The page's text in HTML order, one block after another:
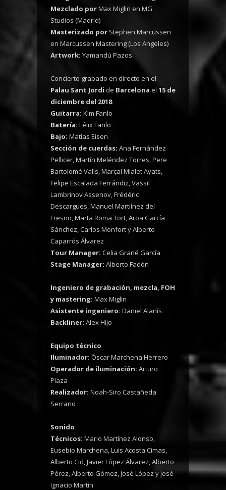
Mezclado porMax Miglin en MG
Studios (Madrid)
Masterizado por Stephen Marcussen
en Marcussen Mastering (Los Angeles)
Artwork: Yamandú Pazos
Concierto grabado en directo en el
Palau Sant Jordi de Barcelona el 15 de
diciembre del 2018
Guitarra: Kim Fanlo
Batería: Félix Fanlo
Bajo: Matías Eisen
Sección de cuerdas: Ana Fernández
Pellicer, Martín Meléndez Torres, Pere
Bartolomé Valls, Marçal Mialet Ayats,
Felipe Escalada Ferrándiz, Vassil
Lambrinov Assenov, Frédéric
Descargues, Manuel Martiínez del
Fresno, Marta Roma Tort, Aroa García
Sánchez, Carlos Monfort y Alberto
Caparrós Álvarez
Tour Manager: Celia Grané García
Stage Manager: Alberto Fadón
Ingeniero de grabación, mezcla, FOH
y mastering: Max Miglin
Asistente ingeniero: Daniel Alanís
Backliner: Alex Hijo
Equipo técnico
Iluminador: Óscar Marchena Herrero
Operador de iluminación: Arturo
Plaza
Realizador: Noah-Siro Castañeda
Serrano
Sonido
Técnicos: Mario Martínez Alonso,
Eusebio Marchena, Luis Acosta Cimas,
Alberto Cid, Javier López Álvarez, Alberto
Pérez, Alberto Gómez, José López y José
Ignacio Martín